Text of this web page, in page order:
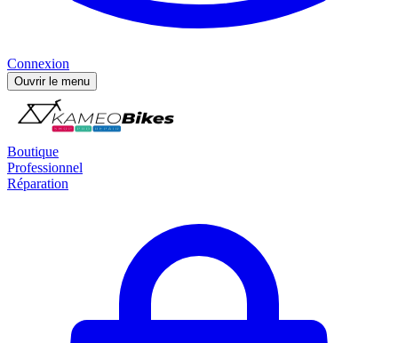
Connexion
Ouvrir le menu
Boutique
Professionnel
Réparation